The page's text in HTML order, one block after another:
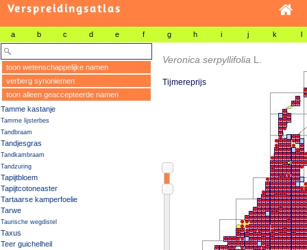
Verspreidingsatlas
a b c d e f g h i j k l
toon wetenschappelijke namen
verberg synoniemen
toon alleen geaccepteerde namen
Tamme kastanje
Tamme lijsterbes
Tandbraam
Tandjesgras
Tandkambraam
Tandzuring
Tapijtbloem
Tapijtcotoneaster
Tartaarse kamperfoelie
Tarwe
Taurische wegdistel
Taxus
Teer guichelheil
Veronica serpyllifolia L.
Tijmereprijs